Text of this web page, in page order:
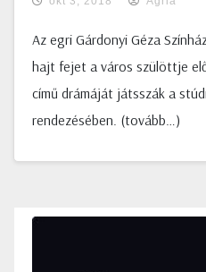
Az egri Gárdonyi Géza
hajt fejet a város szülöttje
című drámáját játsszák a
rendezésében. (tovább…)